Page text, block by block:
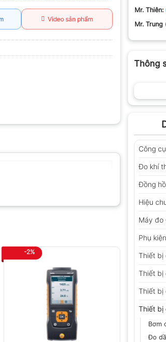
Mr. Thiên:
Mr. Trung
Thông
Công
Đo khí
Đồng
Hiệu
Máy đo
Phụ kiện
Thiết bị
Thiết bị
Thiết bị
Thiết bị
Bơm
Đo
Video sản phẩm
-2%